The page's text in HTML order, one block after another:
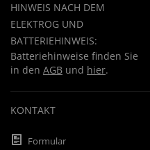
HINWEIS NACH DEM
ELEKTROG UND
BATTERIEHINWEIS:
Batteriehinweise finden Sie
in den AGB und hier.
KONTAKT
Formular